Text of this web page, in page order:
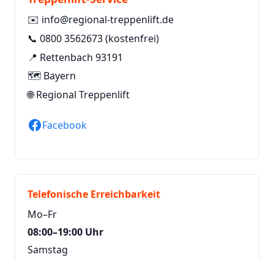
✉️ info@regional-treppenlift.de
📞 0800 3562673(kostenfrei)
📍 Rettenbach 93191
🗺️ Bayern
🌐Regional Treppenlift
Facebook
Telefonische Erreichbarkeit
Mo–Fr
08:00–19:00 Uhr
Samstag